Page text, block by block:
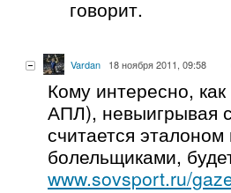
говорит.
Vardan 18 ноября 2011, 09:58
Кому интересно,
АПЛ), невыигрывая
считается
болельщиками,
www.sovsport.ru/